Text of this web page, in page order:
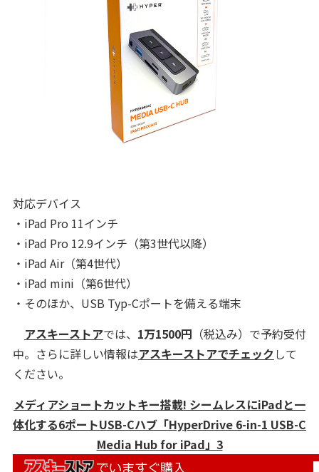
対応デバイス
・iPad Pro 11インチ
・iPad Pro 12.9インチ（第3世代以降）
・iPad Air（第4世代）
・iPad mini（第6世代）
・そのほか、USB Typ-Cポートを備える端末
アスキーストアでは、 1万1500円 （税込み）で予約受付
中。さらに詳しい情報はアスキーストアでチェックして
ください。
メディアショートカットキー搭載! シームレスにiPadと一
体化する6ポートUSB-Cハブ「HyperDrive 6-in-1 USB-C
Media Hub for iPad」3